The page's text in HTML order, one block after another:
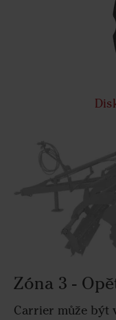
Zóna 3 -
Carrier může být